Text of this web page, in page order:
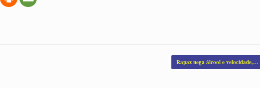
Rapaz nega álcool e velocidade,…